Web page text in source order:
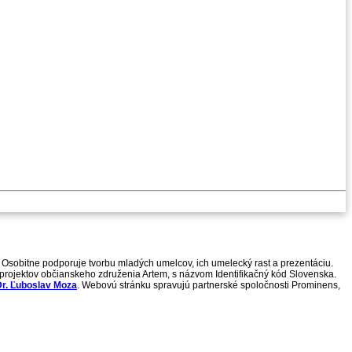
podporuje tvorbu mladých umelcov, ich umelecký rast a prezentáciu.
občianskeho združenia Artem, s názvom Identifikačný kód Slovenska.
Ľuboslav Moza. Webovú stránku spravujú partnerské spoločnosti Prominens,